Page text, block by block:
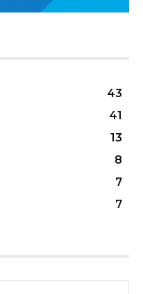
43
41
13
8
7
7